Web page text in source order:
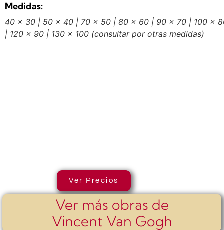
Medidas:
40 x 30 | 50 x 40 | 70 x 50 | 80 x 60 | 90 x 70 | 100 x
| 120 x 90 | 130 x 100 (consultar por otras medidas)
Ver Precios
Ver más obras de
Vincent Van Gogh